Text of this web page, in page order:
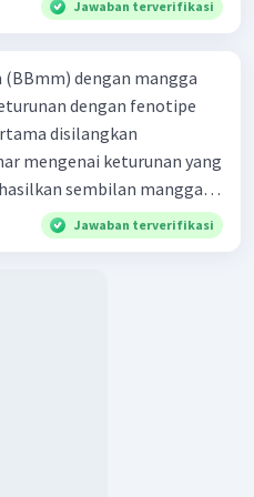
Jawaban terverifikasi
dengan mangga
dengan fenotipe
disilangkan
mengenai keturunan yang
Jawaban terverifikasi